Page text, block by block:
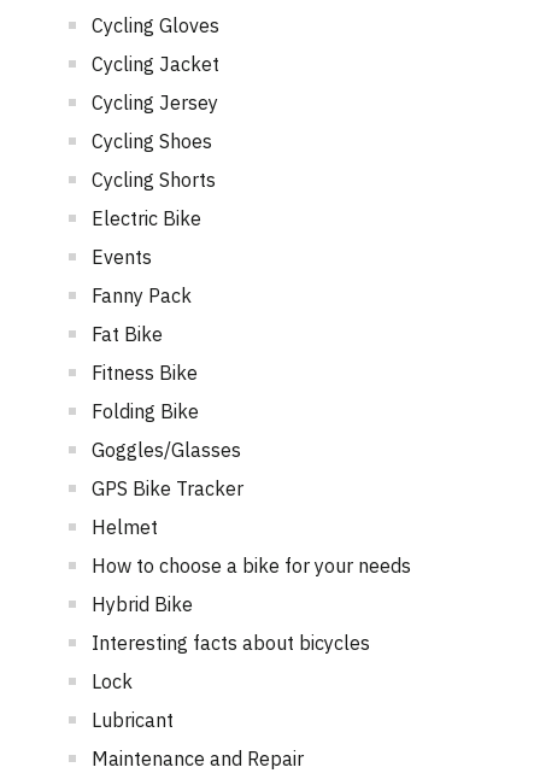
Cycling Gloves
Cycling Jacket
Cycling Jersey
Cycling Shoes
Cycling Shorts
Electric Bike
Events
Fanny Pack
Fat Bike
Fitness Bike
Folding Bike
Goggles/Glasses
GPS Bike Tracker
Helmet
How to choose a bike for your needs
Hybrid Bike
Interesting facts about bicycles
Lock
Lubricant
Maintenance and Repair